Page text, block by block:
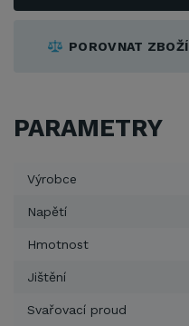
POROVNAT ZBOŽÍ
PARAMETRY
Výrobce
Napětí
Hmotnost
Jištění
Svařovací proud